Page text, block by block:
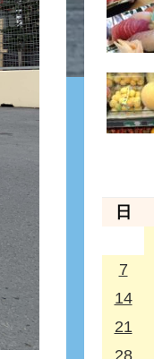
日
7
14
21
28